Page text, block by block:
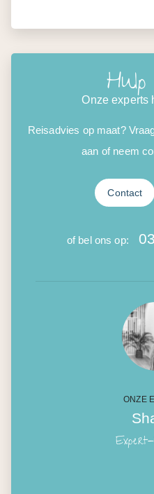
Hulp
Onze experts
Reisadvies op maat?
aan of neem
Contact
of bel ons op:
ONZE